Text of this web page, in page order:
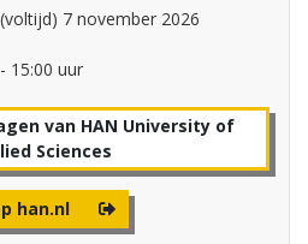
7 november 2026
15:00 uur
van HAN University of
Sciences
han.nl